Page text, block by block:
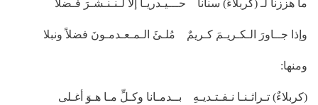
ما هززنا لـ (كربلاءَ) سناناً حـــيـدريـاً إلا لـنـنـشـرَ فـضلا
وإذا جــاورَ الـكـريـمَ كـريمٌ مُلـئَ الـمـعـدمـونَ فضلاً ونبلا
ومنها:
(كربلاءٌ) تـراثـنـا نـفـتـديـهِ بــدمـانا وكـلِّ مـا هـوَ أغـلى